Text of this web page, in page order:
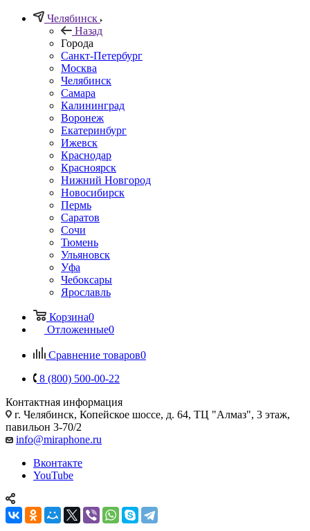
Челябинск
Назад
Города
Санкт-Петербург
Москва
Челябинск
Самара
Калининград
Воронеж
Екатеринбург
Ижевск
Краснодар
Красноярск
Нижний Новгород
Новосибирск
Пермь
Саратов
Сочи
Тюмень
Ульяновск
Уфа
Чебоксары
Ярославль
Корзина0
Отложенные0
Сравнение товаров0
8 (800) 500-00-22
Контактная информация
г. Челябинск, Копейское шоссе, д. 64, ТЦ "Алмаз", 3 этаж,
павильон 3-70/2
info@miraphone.ru
Вконтакте
YouTube